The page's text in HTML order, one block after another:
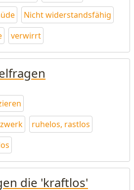
Nicht widerstandsfähig
verwirrt
ruhelos, rastlos
die 'kraftlos'